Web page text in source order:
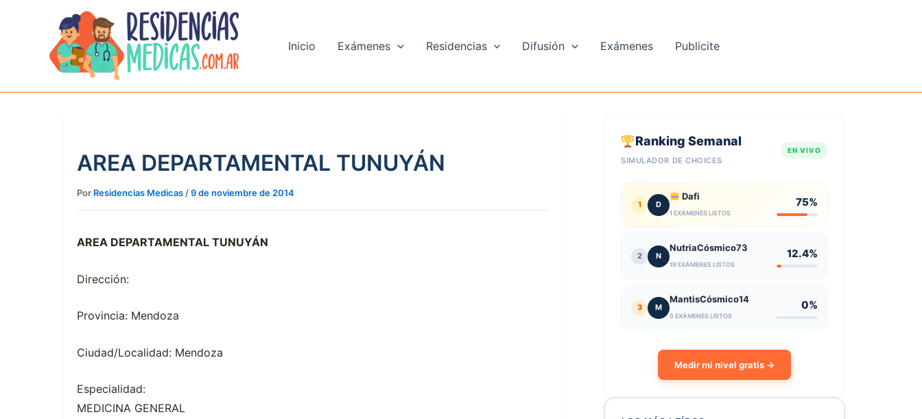
Inicio Exámenes Residencias Difusión Exámenes Publicite
AREA DEPARTAMENTAL TUNUYÁN
Por Residencias Medicas /9 de noviembre de 2014
AREA DEPARTAMENTAL TUNUYÁN
Dirección:
Provincia: Mendoza
Ciudad/Localidad: Mendoza
Especialidad:
MEDICINA GENERAL
Ranking Semanal
SIMULADOR DE CHOICES
EN VIVO
1 D
Dafi
1 EXÁMENES LISTOS
75%
2 N
NutriaCósmico73
19 EXÁMENES LISTOS
12.4%
3 M
MantisCósmico14
5 EXÁMENES LISTOS
0%
Medir mi nivel gratis →